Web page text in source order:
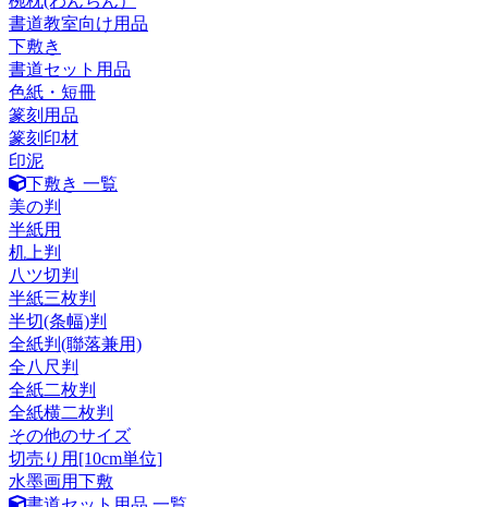
書道教室向け用品
下敷き
書道セット用品
色紙・短冊
篆刻用品
篆刻印材
印泥
下敷き 一覧
美の判
半紙用
机上判
八ツ切判
半紙三枚判
半切(条幅)判
全紙判(聯落兼用)
全八尺判
全紙二枚判
全紙横二枚判
その他のサイズ
切売り用[10cm単位]
水墨画用下敷